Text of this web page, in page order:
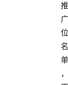
推
广
位
名
单
，